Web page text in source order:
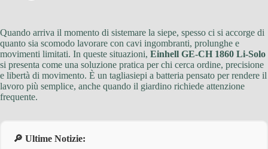
Quando arriva il momento di sistemare la siepe, spesso ci si accorge di
quanto sia scomodo lavorare con cavi ingombranti, prolunghe e
movimenti limitati. In queste situazioni, Einhell GE-CH 1860 Li-Solo
si presenta come una soluzione pratica per chi cerca ordine, precisione
e libertà di movimento. È un tagliasiepi a batteria pensato per rendere il
lavoro più semplice, anche quando il giardino richiede attenzione
frequente.
🔎 Ultime Notizie: